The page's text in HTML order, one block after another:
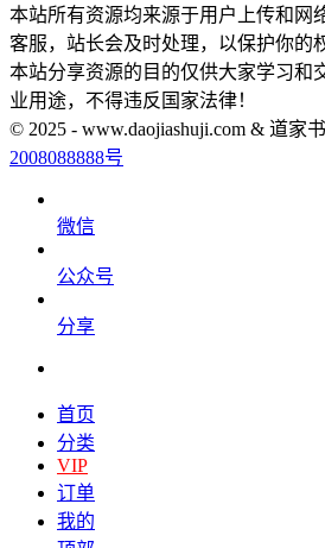
本站所有资源均来源于用户上传和网
客服，站长会及时处理，以保护你的
本站分享资源的目的仅供大家学习和
业用途，不得违反国家法律！
© 2025 - www.daojiashuji.com & 道家
2008088888号
微信
公众号
分享
首页
分类
VIP
订单
我的